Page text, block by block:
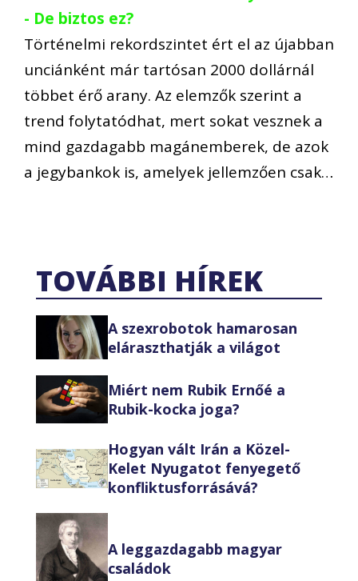
- De biztos ez?
Történelmi rekordszintet ért el az újabban
unciánként már tartósan 2000 dollárnál
többet érő arany. Az elemzők szerint a
trend folytatódhat, mert sokat vesznek a
mind gazdagabb magánemberek, de azok
a jegybankok is, amelyek jellemzően csak…
TOVÁBBI HÍREK
A szexrobotok hamarosan
eláraszthatják a világot
Miért nem Rubik Ernőé a
Rubik-kocka joga?
Hogyan vált Irán a Közel-
Kelet Nyugatot fenyegető
konfliktusforrásává?
A leggazdagabb magyar
családok